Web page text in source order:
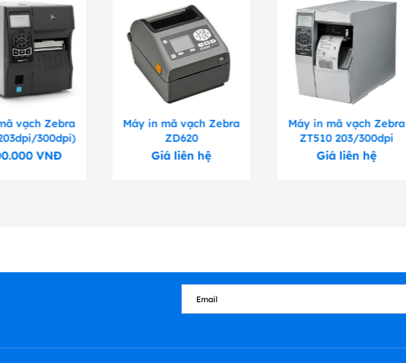
vạch Zebra
300dpi)
VNĐ
Máy in mã vạch Zebra
ZD620
Giá liên hệ
Máy in mã vạch Zebra
ZT510 203/300dpi
Giá liên hệ